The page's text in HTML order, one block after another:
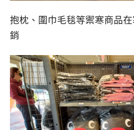
抱枕、圍巾毛毯等禦寒商品
銷